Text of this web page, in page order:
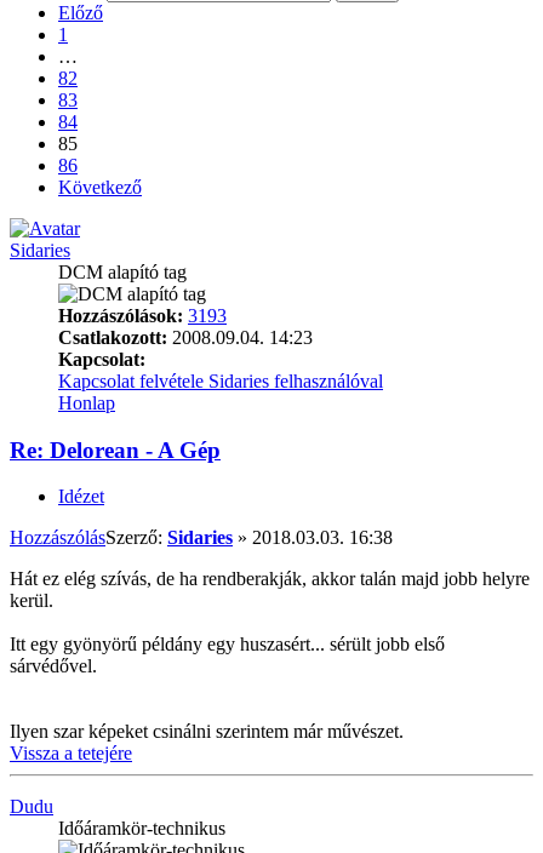
Előző
1
…
82
83
84
85
86
Következő
Sidaries
DCM alapító tag
Hozzászólások: 3193
Csatlakozott: 2008.09.04. 14:23
Kapcsolat:
Kapcsolat felvétele Sidaries felhasználóval
Honlap
Re: Delorean - A Gép
Idézet
HozzászólásSzerző: Sidaries » 2018.03.03. 16:38
Hát ez elég szívás, de ha rendberakják, akkor talán majd jobb helyre
kerül.
Itt egy gyönyörű példány egy huszasért... sérült jobb első
sárvédővel.
Ilyen szar képeket csinálni szerintem már művészet.
Vissza a tetejére
Dudu
Időáramkör-technikus